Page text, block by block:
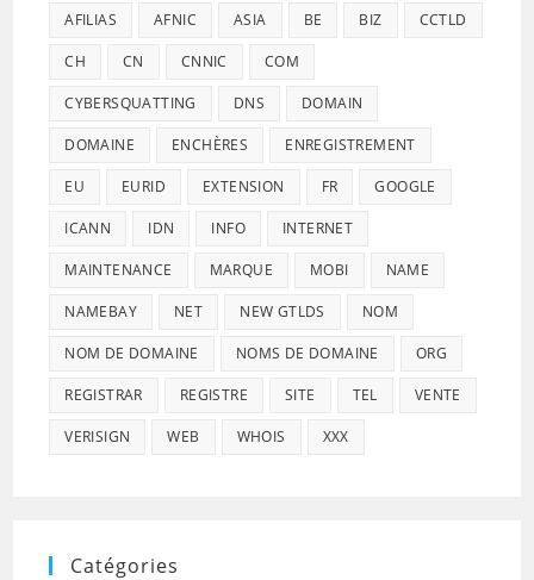
AFILIAS AFNIC ASIA BE BIZ CCTLD
CH CN CNNIC COM
CYBERSQUATTING DNS DOMAIN
DOMAINE ENCHÈRES ENREGISTREMENT
EU EURID EXTENSION FR GOOGLE
ICANN IDN INFO INTERNET
MAINTENANCE MARQUE MOBI NAME
NAMEBAY NET NEW GTLDS NOM
NOM DE DOMAINE NOMS DE DOMAINE ORG
REGISTRAR REGISTRE SITE TEL VENTE
VERISIGN WEB WHOIS XXX
Catégories